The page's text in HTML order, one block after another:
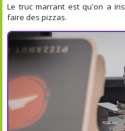
Le truc marrant est qu'on a
faire des pizzas.